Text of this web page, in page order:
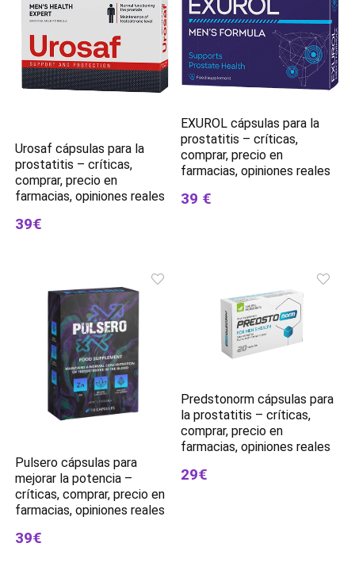
Urosaf cápsulas para la
prostatitis – críticas,
comprar, precio en
farmacias, opiniones reales
39€
EXUROL cápsulas para la
prostatitis – críticas,
comprar, precio en
farmacias, opiniones reales
39 €
Pulsero cápsulas para
mejorar la potencia –
críticas, comprar, precio en
farmacias, opiniones reales
39€
Predstonorm cápsulas para
la prostatitis – críticas,
comprar, precio en
farmacias, opiniones reales
29€